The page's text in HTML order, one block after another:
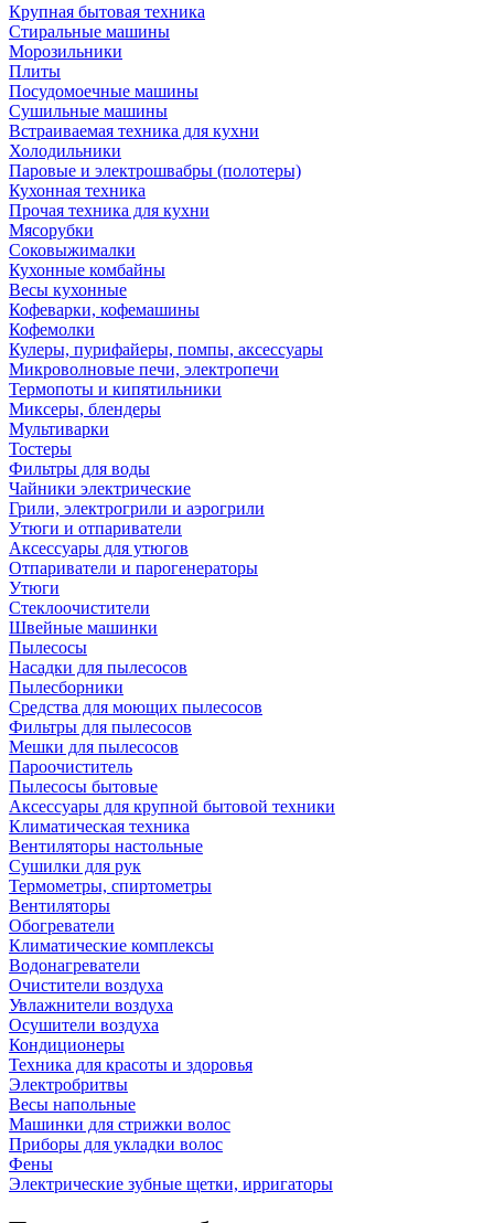
Крупная бытовая техника
Стиральные машины
Морозильники
Плиты
Посудомоечные машины
Сушильные машины
Встраиваемая техника для кухни
Холодильники
Паровые и электрошвабры (полотеры)
Кухонная техника
Прочая техника для кухни
Мясорубки
Соковыжималки
Кухонные комбайны
Весы кухонные
Кофеварки, кофемашины
Кофемолки
Кулеры, пурифайеры, помпы, аксессуары
Микроволновые печи, электропечи
Термопоты и кипятильники
Миксеры, блендеры
Мультиварки
Тостеры
Фильтры для воды
Чайники электрические
Грили, электрогрили и аэрогрили
Утюги и отпариватели
Аксессуары для утюгов
Отпариватели и парогенераторы
Утюги
Стеклоочистители
Швейные машинки
Пылесосы
Насадки для пылесосов
Пылесборники
Средства для моющих пылесосов
Фильтры для пылесосов
Мешки для пылесосов
Пароочиститель
Пылесосы бытовые
Аксессуары для крупной бытовой техники
Климатическая техника
Вентиляторы настольные
Сушилки для рук
Термометры, спиртометры
Вентиляторы
Обогреватели
Климатические комплексы
Водонагреватели
Очистители воздуха
Увлажнители воздуха
Осушители воздуха
Кондиционеры
Техника для красоты и здоровья
Электробритвы
Весы напольные
Машинки для стрижки волос
Приборы для укладки волос
Фены
Электрические зубные щетки, ирригаторы